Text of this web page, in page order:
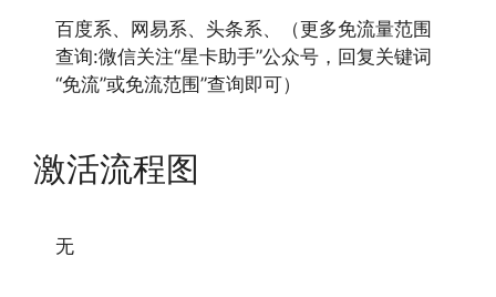
百度系、网易系、头条系、（更多免流量范围
查询:微信关注“星卡助手”公众号，回复关键词
“免流”或免流范围”查询即可）
激活流程图
无